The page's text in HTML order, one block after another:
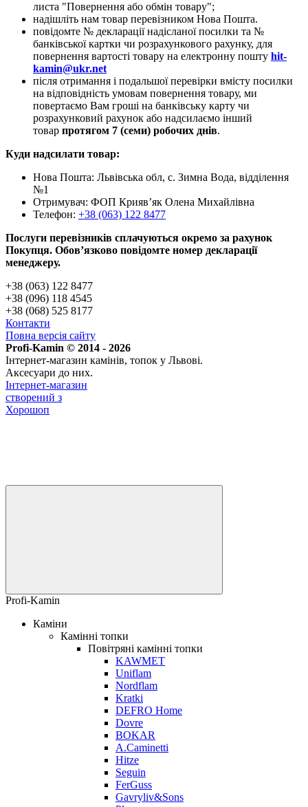
листа "Повернення або обмін товару";
надішліть нам товар перевізником Нова Пошта.
повідомте № декларації надісланої посилки та №
банківської картки чи розрахункового рахунку, для
повернення вартості товару на електронну пошту hit-
kamin@ukr.net
після отримання і подальшої перевірки вмісту посилки
на відповідність умовам повернення товару, ми
повертаємо Вам гроші на банківську карту чи
розрахунковий рахунок або надсилаємо інший
товар протягом 7 (семи) робочих днів.
Куди надсилати товар:
Нова Пошта: Львівська обл, с. Зимна Вода, відділення
№1
Отримувач: ФОП Криявʼяк Олена Михайлівна
Телефон: +38 (063) 122 8477
Послуги перевізників сплачуються окремо за рахунок
Покупця. Обов’язково повідомте номер декларації
менеджеру.
+38 (063) 122 8477
+38 (096) 118 4545
+38 (068) 525 8177
Контакти
Повна версія сайту
Profi-Kamin © 2014 - 2026
Інтернет-магазин камінів, топок у Львові.
Аксесуари до них.
Інтернет-магазин
створений з
Хорошоп
Profi-Kamin
Каміни
Камінні топки
Повітряні камінні топки
KAWMET
Uniflam
Nordflam
Kratki
DEFRO Home
Dovre
BOKAR
A.Caminetti
Hitze
Seguin
FerGuss
Gavryliv&Sons